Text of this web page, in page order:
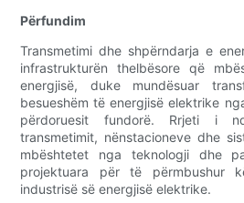
Përfundim
Transmetimi dhe shpërndarja e
infrastrukturën thelbësore që
energjisë, duke mundësuar
besueshëm të energjisë elektrike
përdoruesit fundorë. Rrjeti i
transmetimit, nënstacioneve dhe
mbështetet nga teknologji dhe
projektuara për të përmbushur
industrisë së energjisë elektrike.